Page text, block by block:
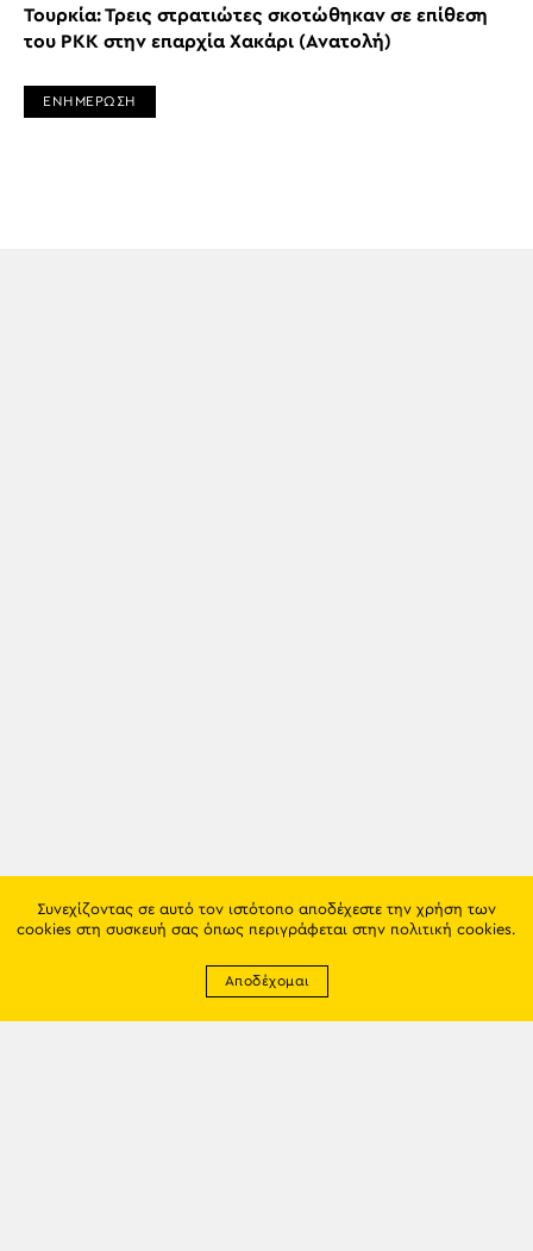
Τουρκία: Τρεις στρατιώτες σκοτώθηκαν σε επίθεση
του PKK στην επαρχία Χακάρι (Ανατολή)
ΕΝΗΜΕΡΩΣΗ
Συνεχίζοντας σε αυτό τον ιστότοπο αποδέχεστε την χρήση των
cookies στη συσκευή σας όπως περιγράφεται στην πολιτική cookies.
Αποδέχομαι